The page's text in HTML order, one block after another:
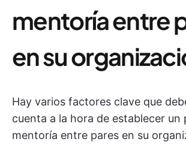
mentoría entre
en su
Hay varios factores clave que
cuenta a la hora de establecer un
mentoría entre pares en su